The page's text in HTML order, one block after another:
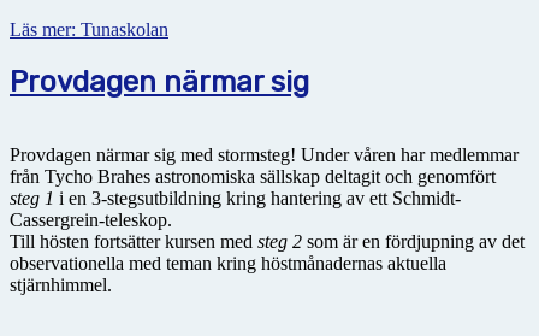
Läs mer: Tunaskolan
Provdagen närmar sig
Provdagen närmar sig med stormsteg! Under våren har medlemmar
från Tycho Brahes astronomiska sällskap deltagit och genomfört
steg 1 i en 3-stegsutbildning kring hantering av ett Schmidt-
Cassergrein-teleskop.
Till hösten fortsätter kursen med steg 2 som är en fördjupning av det
observationella med teman kring höstmånadernas aktuella
stjärnhimmel.